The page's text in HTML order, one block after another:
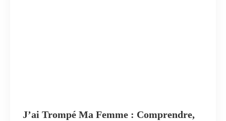
J’ai Trompé Ma Femme : Comprendre,